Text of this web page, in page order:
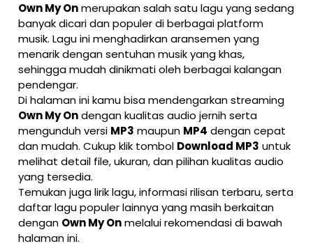
Own My Onmerupakan salah satu lagu yang sedang
banyak dicari dan populer di berbagai platform
musik. Lagu ini menghadirkan aransemen yang
menarik dengan sentuhan musik yang khas,
sehingga mudah dinikmati oleh berbagai kalangan
pendengar.
Di halaman ini kamu bisa mendengarkan streaming
Own My Ondengan kualitas audio jernih serta
mengunduh versi MP3 maupun MP4 dengan cepat
dan mudah. Cukup klik tombol Download MP3 untuk
melihat detail file, ukuran, dan pilihan kualitas audio
yang tersedia.
Temukan juga lirik lagu, informasi rilisan terbaru, serta
daftar lagu populer lainnya yang masih berkaitan
dengan Own My Onmelalui rekomendasi di bawah
halaman ini.